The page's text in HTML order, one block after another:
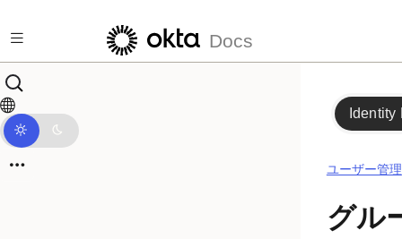
Docs
Identity
ユーザー管理
グル